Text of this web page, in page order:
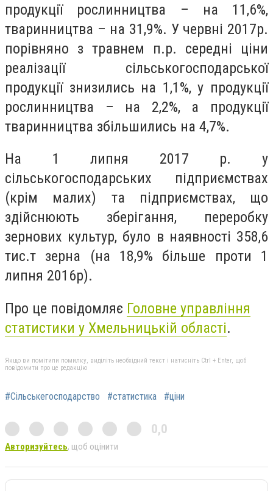
продукції рослинництва – на 11,6%,
тваринництва – на 31,9%. У червні 2017р.
порівняно з травнем п.р. середні ціни
реалізації сільськогосподарської
продукції знизились на 1,1%, у продукції
рослинництва – на 2,2%, а продукції
тваринництва збільшились на 4,7%.
На 1 липня 2017 р. у
сільськогосподарських підприємствах
(крім малих) та підприємствах, що
здійснюють зберігання, переробку
зернових культур, було в наявності 358,6
тис.т зерна (на 18,9% більше проти 1
липня 2016р).
Про це повідомляє Головне управлiння
статистики у Хмельницькій областi.
Якщо ви помітили помилку, виділіть необхідний текст і натисніть Ctrl + Enter, щоб
повідомити про це редакцію
#Сільськегосподарство #статистика #ціни
0,0
Авторизуйтесь, щоб оцінити